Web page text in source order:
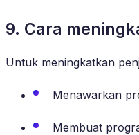
9. Cara
Untuk meningkatkan
Menawarkan
Membuat